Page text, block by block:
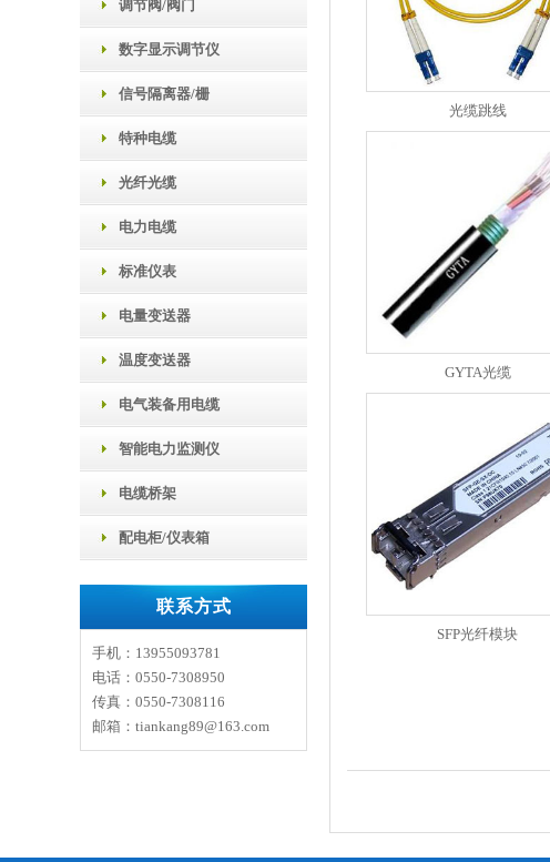
调节阀/阀门
数字显示调节仪
信号隔离器/栅
特种电缆
光纤光缆
电力电缆
标准仪表
电量变送器
温度变送器
电气装备用电缆
智能电力监测仪
电缆桥架
配电柜/仪表箱
联系方式
手机：13955093781
电话：0550-7308950
传真：0550-7308116
邮箱：tiankang89@163.com
光缆跳线
GYTA光缆
SFP光纤模块